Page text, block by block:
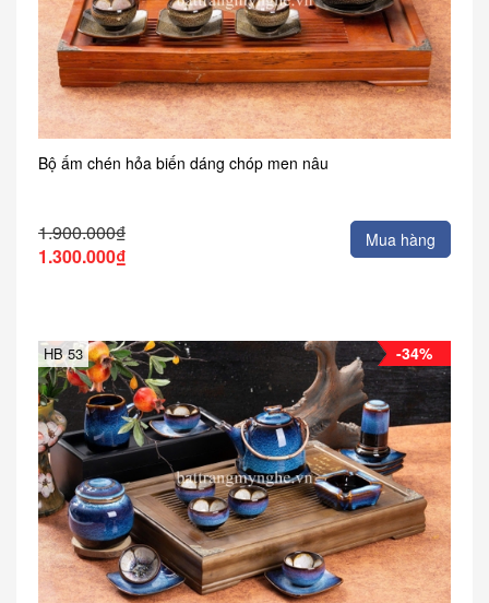
Bộ ấm chén hỏa biến dáng chóp men nâu
1.900.000₫
1.300.000₫
Mua hàng
-34%
HB 53